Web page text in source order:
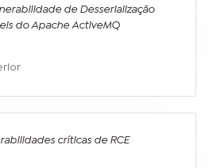
de Desserialização
do Apache ActiveMQ
críticas de RCE